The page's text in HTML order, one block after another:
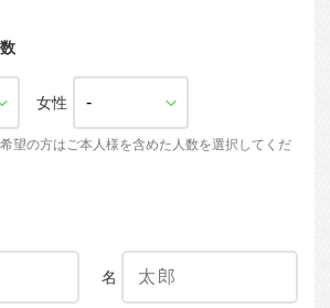
女性
望の方はご本人様を含めた人数を選択してくだ
名